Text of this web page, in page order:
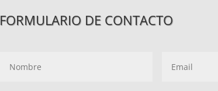
FORMULARIO DE CONTACTO